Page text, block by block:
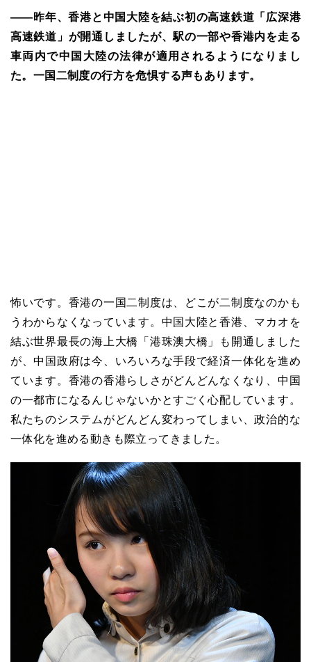
――昨年、香港と中国大陸を結ぶ初の高速鉄道「広深港
高速鉄道」が開通しましたが、駅の一部や香港内を走る
車両内で中国大陸の法律が適用されるようになりまし
た。一国二制度の行方を危惧する声もあります。
怖いです。香港の一国二制度は、どこが二制度なのかも
うわからなくなっています。中国大陸と香港、マカオを
結ぶ世界最長の海上大橋「港珠澳大橋」も開通しました
が、中国政府は今、いろいろな手段で経済一体化を進め
ています。香港の香港らしさがどんどんなくなり、中国
の一都市になるんじゃないかとすごく心配しています。
私たちのシステムがどんどん変わってしまい、政治的な
一体化を進める動きも際立ってきました。